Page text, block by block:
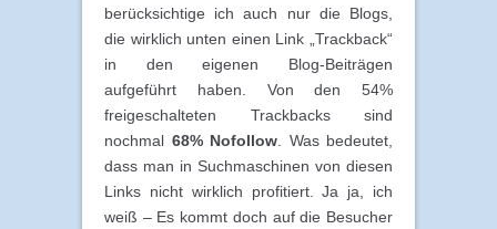
berücksichtige ich auch nur die Blogs,
die wirklich unten einen Link „Trackback“
in den eigenen Blog-Beiträgen
aufgeführt haben. Von den 54%
freigeschalteten Trackbacks sind
nochmal 68% Nofollow . Was bedeutet,
dass man in Suchmaschinen von diesen
Links nicht wirklich profitiert. Ja ja, ich
weiß – Es kommt doch auf die Besucher